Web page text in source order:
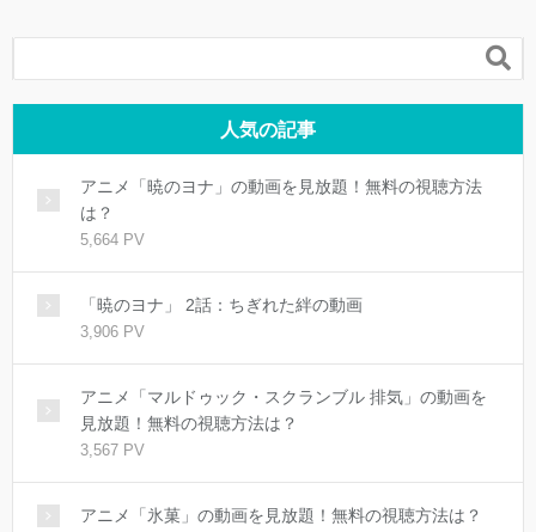

人気の記事
アニメ「暁のヨナ」の動画を見放題！無料の視聴方法
は？
5,664 PV
「暁のヨナ」 2話：ちぎれた絆の動画
3,906 PV
アニメ「マルドゥック・スクランブル 排気」の動画を
見放題！無料の視聴方法は？
3,567 PV
アニメ「氷菓」の動画を見放題！無料の視聴方法は？